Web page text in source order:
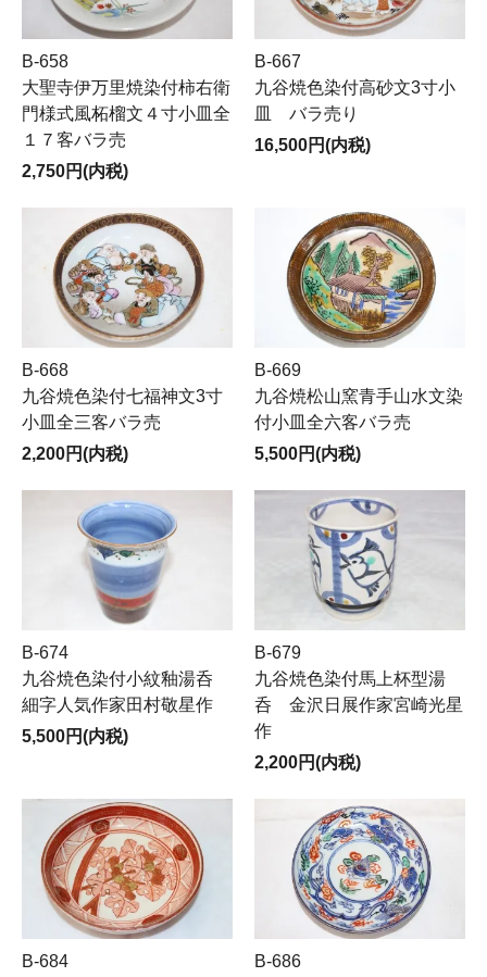
B-658
大聖寺伊万里焼染付柿右衛
門様式風柘榴文４寸小皿全
１７客バラ売
2,750円(内税)
B-667
九谷焼色染付高砂文3寸小
皿 バラ売り
16,500円(内税)
B-668
九谷焼色染付七福神文3寸
小皿全三客バラ売
2,200円(内税)
B-669
九谷焼松山窯青手山水文染
付小皿全六客バラ売
5,500円(内税)
B-674
九谷焼色染付小紋釉湯呑
細字人気作家田村敬星作
5,500円(内税)
B-679
九谷焼色染付馬上杯型湯
呑 金沢日展作家宮崎光星
作
2,200円(内税)
B-684
B-686